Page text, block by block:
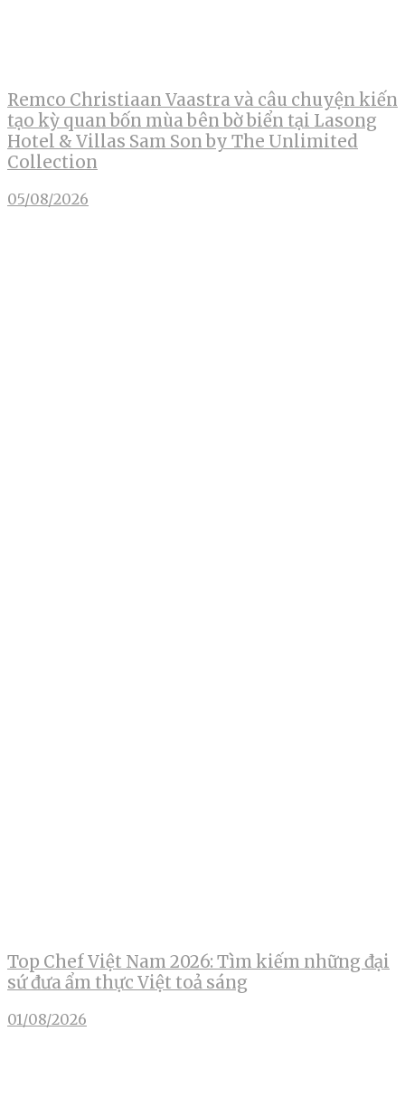
Remco Christiaan Vaastra và câu chuyện kiến
tạo kỳ quan bốn mùa bên bờ biển tại Lasong
Hotel & Villas Sam Son by The Unlimited
Collection
05/08/2026
Top Chef Việt Nam 2026: Tìm kiếm những đại
sứ đưa ẩm thực Việt toả sáng
01/08/2026